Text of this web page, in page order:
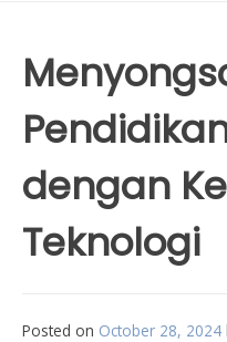
dengan
Teknologi
Posted on October 28, 2024